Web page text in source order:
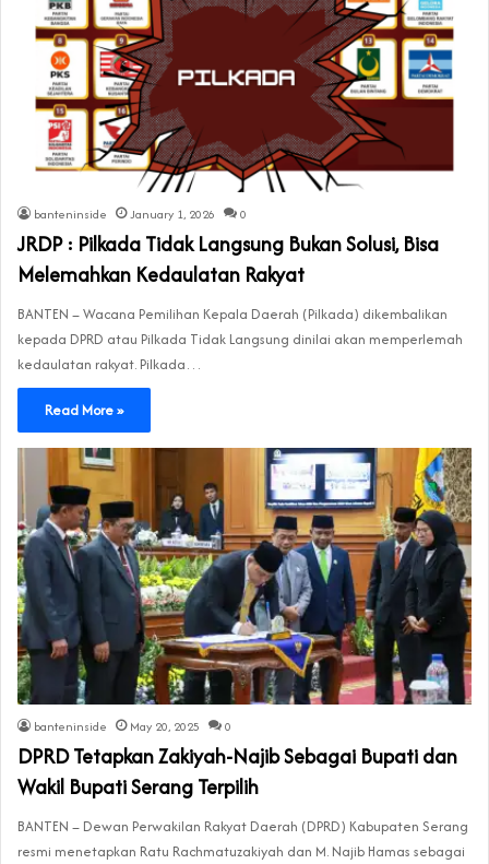
banteninside January 1, 2026 0
JRDP : Pilkada Tidak Langsung Bukan Solusi, Bisa
Melemahkan Kedaulatan Rakyat
BANTEN – Wacana Pemilihan Kepala Daerah (Pilkada) dikembalikan
kepada DPRD atau Pilkada Tidak Langsung dinilai akan memperlemah
kedaulatan rakyat. Pilkada…
Read More »
banteninside May 20, 2025 0
DPRD Tetapkan Zakiyah-Najib Sebagai Bupati dan
Wakil Bupati Serang Terpilih
BANTEN – Dewan Perwakilan Rakyat Daerah (DPRD) Kabupaten Serang
resmi menetapkan Ratu Rachmatuzakiyah dan M. Najib Hamas sebagai